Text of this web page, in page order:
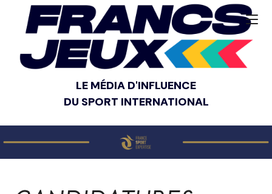
LE MÉDIA D'INFLUENCE
DU SPORT INTERNATIONAL